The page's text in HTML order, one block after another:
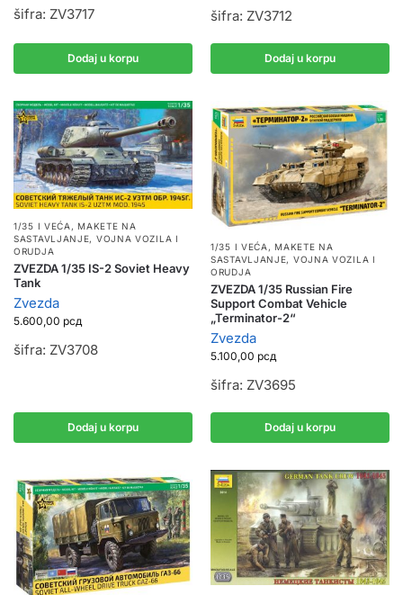
šifra: ZV3717
Dodaj u korpu
šifra: ZV3712
Dodaj u korpu
1/35 I VEĆA , MAKETE NA
SASTAVLJANJE, VOJNA VOZILA I
ORUDJA
ZVEZDA 1/35 IS-2 Soviet Heavy
Tank
Zvezda
5.600,00 рсд
šifra: ZV3708
Dodaj u korpu
1/35 I VEĆA ,MAKETE NA
SASTAVLJANJE, VOJNA VOZILA I
ORUDJA
ZVEZDA 1/35 Russian Fire
Support Combat Vehicle
„Terminator-2“
Zvezda
5.100,00 рсд
šifra: ZV3695
Dodaj u korpu